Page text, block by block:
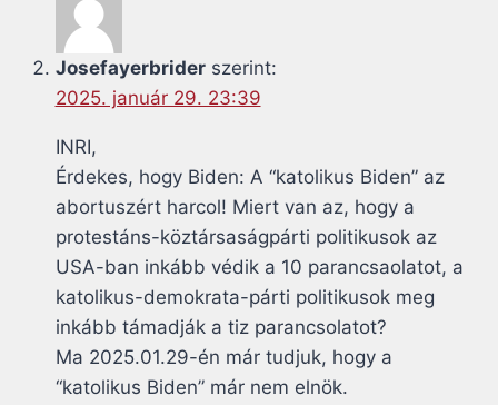
Josefayerbrider szerint:
2025. január 29. 23:39
INRI,
Érdekes, hogy Biden: A “katolikus Biden” az
abortuszért harcol! Miert van az, hogy a
protestáns-köztársaságpárti politikusok az
USA-ban inkább védik a 10 parancsaolatot, a
katolikus-demokrata-párti politikusok meg
inkább támadják a tiz parancsolatot?
Ma 2025.01.29-én már tudjuk, hogy a
“katolikus Biden” már nem elnök.